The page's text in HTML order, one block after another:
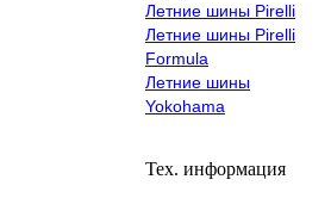
Летние шины Pirelli
Летние шины Pirelli
Formula
Летние шины
Yokohama
Тех. информация